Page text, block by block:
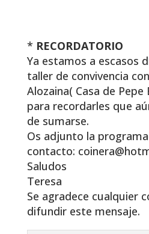
* RECORDATORIO
Ya estamos a escasos
taller de convivencia
Alozaina( Casa de
para recordarles que
de sumarse.
Os adjunto la
contacto:
Saludos
Teresa
Se agradece cualquier
difundir este mensaje.